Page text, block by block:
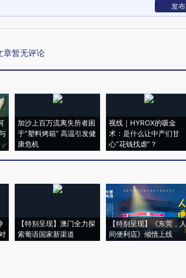
发布
章暂无评论
加沙上百万流离失所者困
于“塑料烤箱” 高温引发健
康危机
视线｜HYROX的吸金
术：是什么让中产们甘
心“花钱找虐”？
【特别呈现】澳门全力探
索葡语国家新渠道
【特别呈现】《东莞，人
间便利店》倾情上线